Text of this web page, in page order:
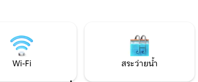
ซึ่งเสน่ห์เหนือกาลเวลาผสมผสานกับความ
สะดวกสบายร่วมสมัย
Wi-Fi สระว่ายน้ำ